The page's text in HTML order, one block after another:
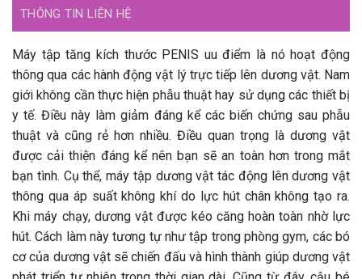
THÔNG TIN LIÊN HỆ
Máy tập tăng kích thước PENIS uu điểm là nó hoạt động
thông qua các hành động vật lý trực tiếp lên dương vật. Nam
giới không cần thực hiện phẫu thuật hay sử dụng các thiết bị
y tế. Điều này làm giảm đáng kể các biến chứng sau phẫu
thuật và cũng rẻ hơn nhiều. Điều quan trọng là dương vật
được cải thiện đáng kể nên bạn sẽ an toàn hơn trong mắt
bạn tình. Cụ thể, máy tập dương vật tác động lên dương vật
thông qua áp suất không khí do lực hút chân không tạo ra.
Khi máy chạy, dương vật được kéo căng hoàn toàn nhờ lực
hút. Cách làm này tương tự như tập trong phòng gym, các bó
cơ của dương vật sẽ chiến đấu và hình thành giúp dương vật